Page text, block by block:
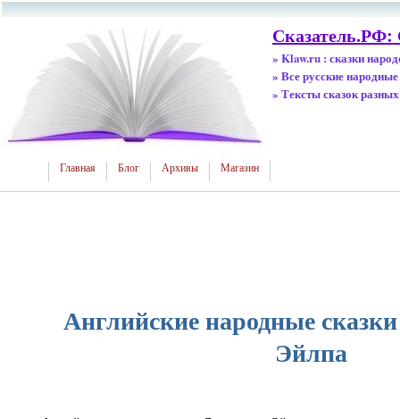
Сказатель.РФ:
» Klaw.ru : сказки
» Все русские народные
» Тексты сказок
Главная Блог Архивы Магазин
Английские народные
Эйлпа